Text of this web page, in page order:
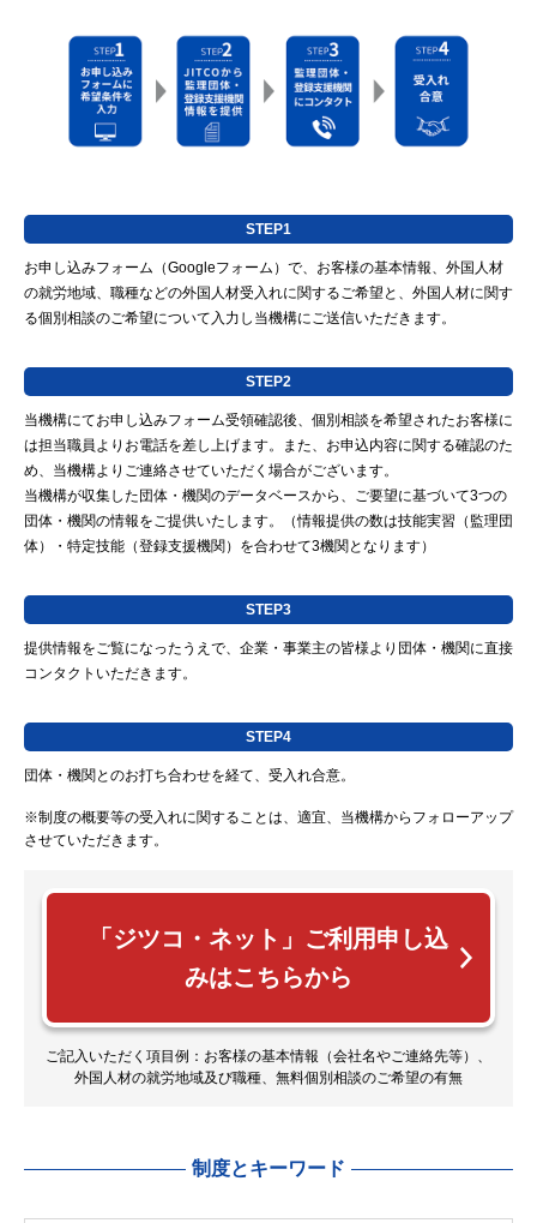
STEP1
お申し込みフォーム（Googleフォーム）で、お客様の基本情報、外国人材
の就労地域、職種などの外国人材受入れに関するご希望と、外国人材に関す
る個別相談のご希望について入力し当機構にご送信いただきます。
STEP2
当機構にてお申し込みフォーム受領確認後、個別相談を希望されたお客様に
は担当職員よりお電話を差し上げます。また、お申込内容に関する確認のた
め、当機構よりご連絡させていただく場合がございます。
当機構が収集した団体・機関のデータベースから、ご要望に基づいて3つの
団体・機関の情報をご提供いたします。（情報提供の数は技能実習（監理団
体）・特定技能（登録支援機関）を合わせて3機関となります）
STEP3
提供情報をご覧になったうえで、企業・事業主の皆様より団体・機関に直接
コンタクトいただきます。
STEP4
団体・機関とのお打ち合わせを経て、受入れ合意。
※制度の概要等の受入れに関することは、適宜、当機構からフォローアップ
させていただきます。
「ジツコ・ネット」ご利用申し込
みはこちらから
ご記入いただく項目例：お客様の基本情報（会社名やご連絡先等）、
外国人材の就労地域及び職種、無料個別相談のご希望の有無
制度とキーワード